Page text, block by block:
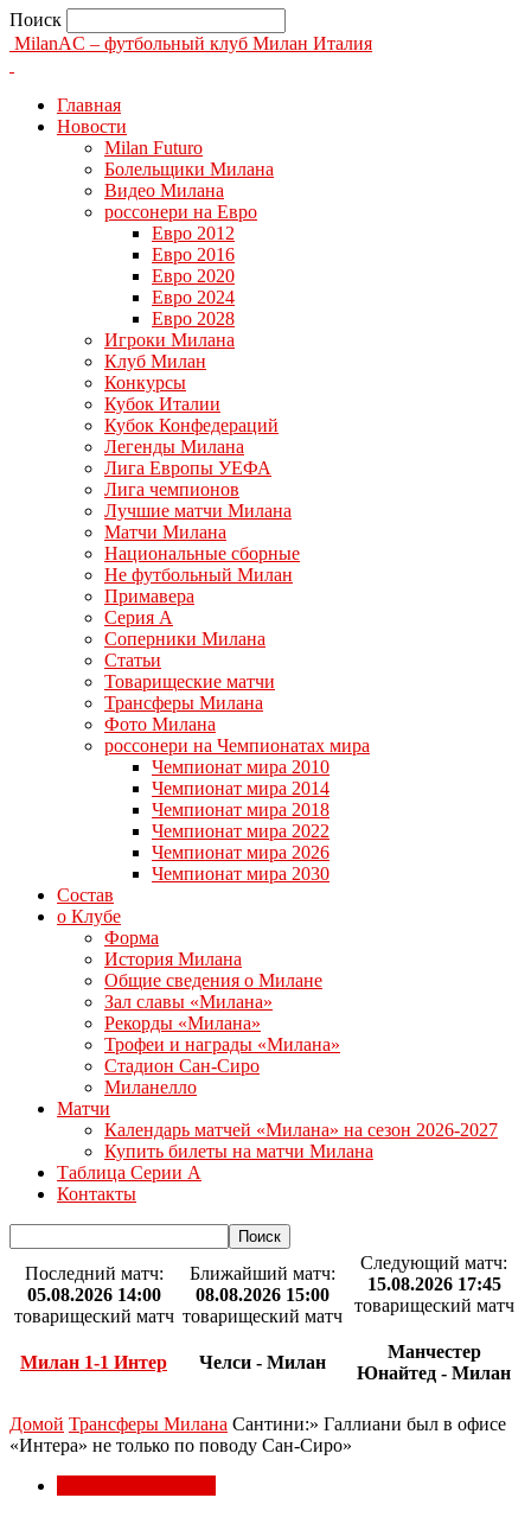
Поиск
MilanAC – футбольный клуб Милан Италия
Главная
Новости
Milan Futuro
Болельщики Милана
Видео Милана
россонери на Евро
Евро 2012
Евро 2016
Евро 2020
Евро 2024
Евро 2028
Игроки Милана
Клуб Милан
Конкурсы
Кубок Италии
Кубок Конфедераций
Легенды Милана
Лига Европы УЕФА
Лига чемпионов
Лучшие матчи Милана
Матчи Милана
Национальные сборные
Не футбольный Милан
Примавера
Серия А
Соперники Милана
Статьи
Товарищеские матчи
Трансферы Милана
Фото Милана
россонери на Чемпионатах мира
Чемпионат мира 2010
Чемпионат мира 2014
Чемпионат мира 2018
Чемпионат мира 2022
Чемпионат мира 2026
Чемпионат мира 2030
Состав
о Клубе
Форма
История Милана
Общие сведения о Милане
Зал славы «Милана»
Рекорды «Милана»
Трофеи и награды «Милана»
Стадион Сан-Сиро
Миланелло
Матчи
Календарь матчей «Милана» на сезон 2026-2027
Купить билеты на матчи Милана
Таблица Серии А
Контакты
Последний матч:
05.08.2026 14:00
товарищеский матч
Милан 1-1 Интер
Ближайший матч:
08.08.2026 15:00
товарищеский матч
Челси - Милан
Следующий матч:
15.08.2026 17:45
товарищеский матч
Манчестер
Юнайтед - Милан
Домой Трансферы Милана Сантини:» Галлиани был в офисе
«Интера» не только по поводу Сан-Сиро»